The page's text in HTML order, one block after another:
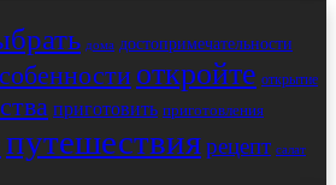
дома достопримечательности
откройте открытие
приготовить приготовления
путешествиярецепт салат